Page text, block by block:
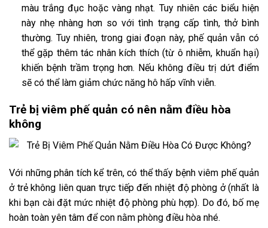
màu trắng đục hoặc vàng nhạt. Tuy nhiên các biểu hiện
này nhẹ nhàng hơn so với tình trạng cấp tình, thở bình
thường. Tuy nhiên, trong giai đoạn này, phế quản vẫn có
thể gặp thêm tác nhân kích thích (từ ô nhiễm, khuẩn hại)
khiến bệnh trầm trọng hơn. Nếu không điều trị dứt điểm
sẽ có thể làm giảm chức năng hô hấp vĩnh viễn.
Trẻ bị viêm phế quản có nên nằm điều hòa
không
Với những phân tích kể trên, có thể thấy bệnh viêm phế quản
ở trẻ không liên quan trực tiếp đến nhiệt độ phòng ở (nhất là
khi bạn cài đặt mức nhiệt độ phòng phù hợp). Do đó, bố mẹ
hoàn toàn yên tâm để con nằm phòng điều hòa nhé.